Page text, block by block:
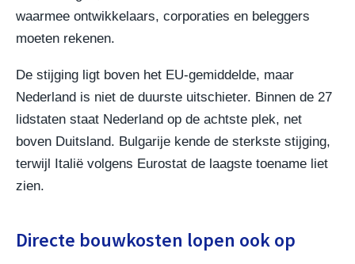
waarmee ontwikkelaars, corporaties en beleggers
moeten rekenen.
De stijging ligt boven het EU-gemiddelde, maar
Nederland is niet de duurste uitschieter. Binnen de 27
lidstaten staat Nederland op de achtste plek, net
boven Duitsland. Bulgarije kende de sterkste stijging,
terwijl Italië volgens Eurostat de laagste toename liet
zien.
Directe bouwkosten lopen ook op